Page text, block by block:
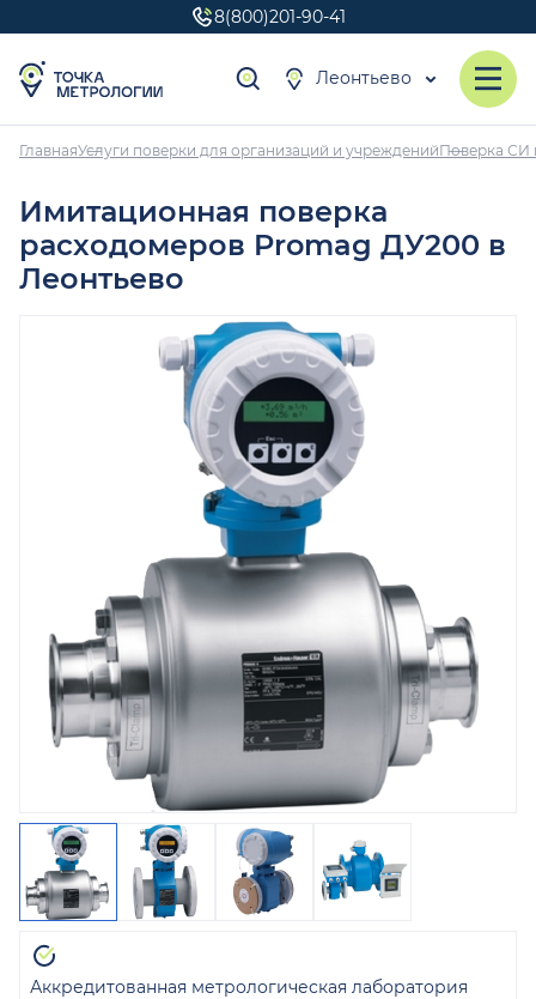
8(800)201-90-41
Леонтьево
ГлавнаяУслуги поверки для организаций и учрежденийПоверка СИ
Имитационная поверка
расходомеров Promag ДУ200 в
Леонтьево
Аккредитованная метрологическая лаборатория